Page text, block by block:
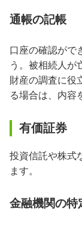
通帳の記帳
口座の確認がで
う。被相続人が
財産の調査に役
る場合は、内容
有価証券
投資信託や株式
ます。
金融機関の特